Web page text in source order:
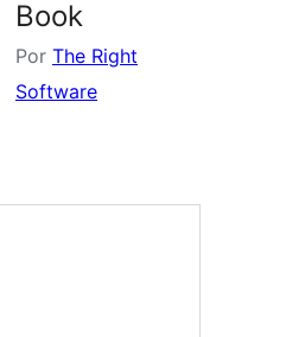
Book
Por The Right
Software